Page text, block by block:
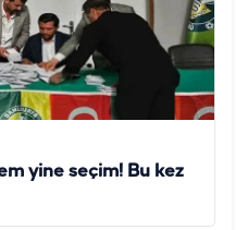
yine seçim! Bu kez